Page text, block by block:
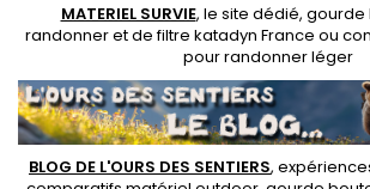
MATERIEL SURVIE, le site dédié, gourde
randonneret defiltre katadyn France ou
pour randonner léger
BLOG DE L'OURS DES SENTIERS,